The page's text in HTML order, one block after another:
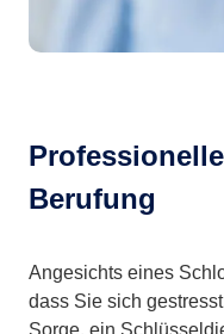
Berufung
Angesichts eines
dass Sie sich